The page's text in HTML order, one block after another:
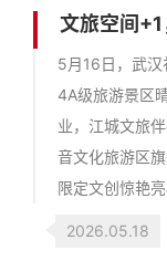
文旅空间+1
5月16日，武汉
4A级旅游景区
业，江城文旅
音文化旅游区
限定文创惊艳亮
2026.05.18